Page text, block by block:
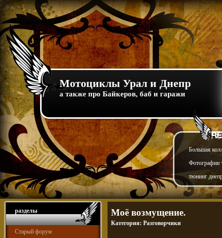
Мотоциклы Урал и Днепр
а также про Байкеров, баб и гаражи
Большая
Фотографии
тюнинг
разделы
Старый форум
Моё возмущение.
Категория: Разговорчики